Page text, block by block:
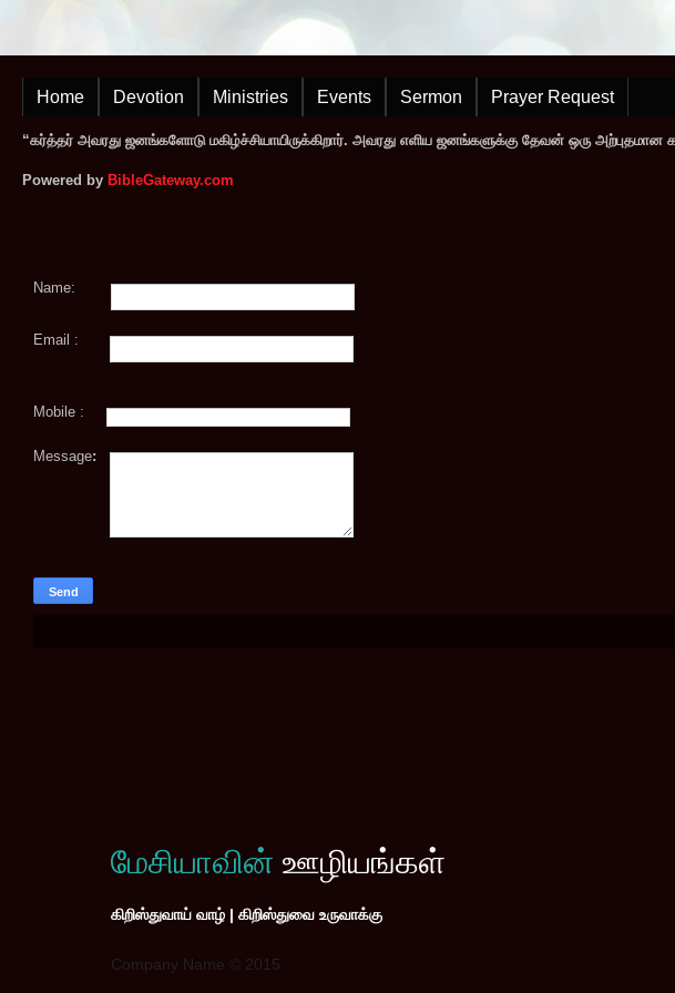
Home Devotion Ministries Events Sermon Prayer Request
“கர்த்தர் அவரது ஜனங்களோடு மகிழ்ச்சியாயிருக்கிறார். அவரது எளிய ஜனங்களுக்கு தேவன் ஒரு
Powered by BibleGateway.com
Name:
Email :
Mobile :
Message:
மேசியாவின் ஊழியங்கள்
கிறிஸ்துவாய் வாழ் | கிறிஸ்துவை உருவாக்கு
Company Name © 2015